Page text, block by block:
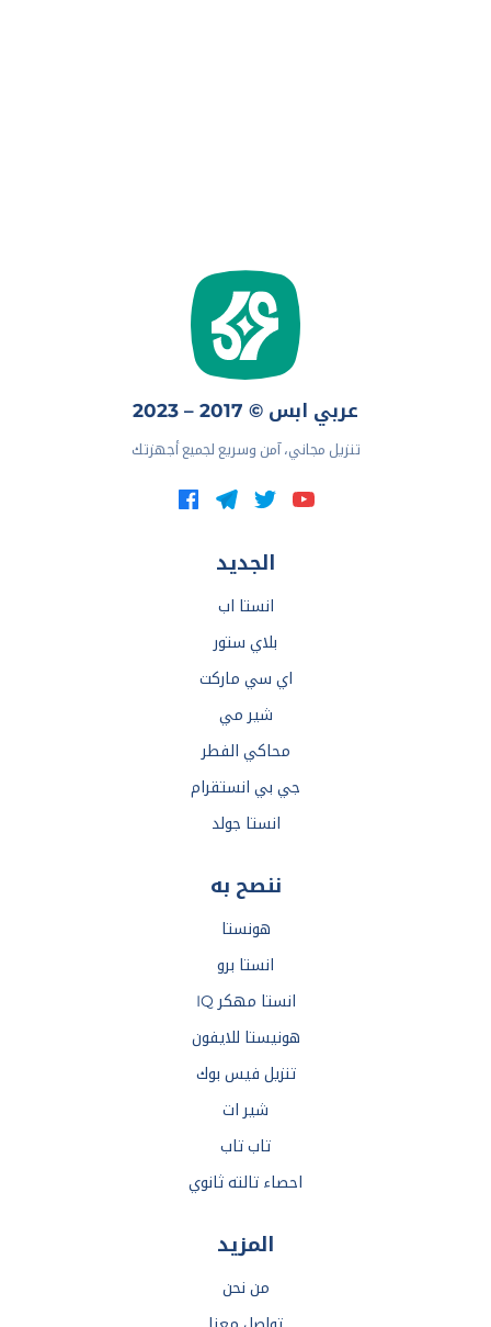
عربي ابس © 2017 – 2023
تنزيل مجاني، آمن وسريع لجميع أجهزتك
الجديد
انستا اب
بلاي ستور
اي سي ماركت
شير مي
محاكي الفطر
جي بي انستقرام
انستا جولد
ننصح به
هونستا
انستا برو
انستا مهكر IQ
هونيستا للايفون
تنزيل فيس بوك
شير ات
تاب تاب
احصاء تالته ثانوي
المزيد
من نحن